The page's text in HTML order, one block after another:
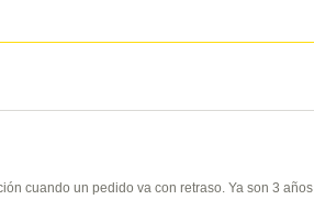
cuando un pedido va con retraso. Ya son 3 años